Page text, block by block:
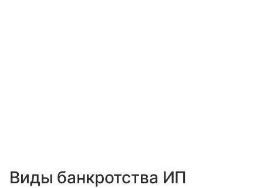
Виды банкротства ИП